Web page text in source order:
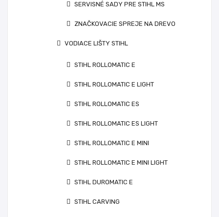
SERVISNÉ SADY PRE STIHL MS
ZNAČKOVACIE SPREJE NA DREVO
VODIACE LIŠTY STIHL
STIHL ROLLOMATIC E
STIHL ROLLOMATIC E LIGHT
STIHL ROLLOMATIC ES
STIHL ROLLOMATIC ES LIGHT
STIHL ROLLOMATIC E MINI
STIHL ROLLOMATIC E MINI LIGHT
STIHL DUROMATIC E
STIHL CARVING